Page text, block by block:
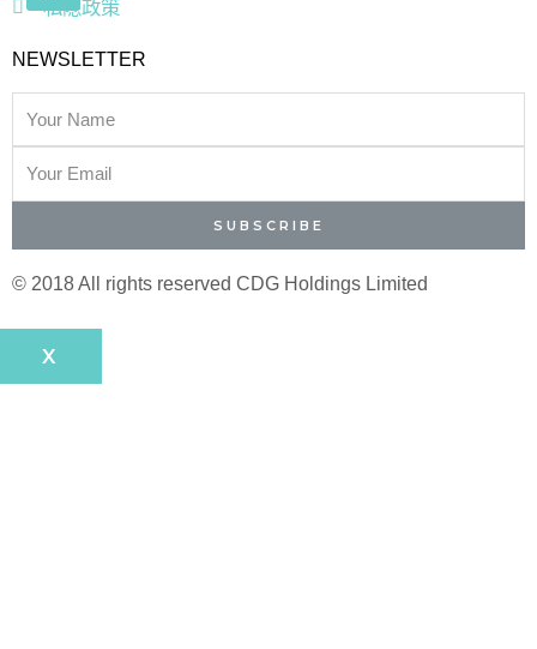
私隠政策
NEWSLETTER
SUBSCRIBE
© 2018 All rights reserved​ CDG Holdings Limited
X